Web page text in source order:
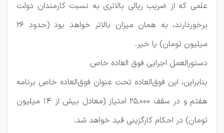
علمی که از ضریب ریالی بالاتری به نسبت کارمندان دولت
برخوردارند، به همان میزان بالاتر خواهد بود (حدود 26
میلیون تومان) یا خیر.
دستورالعمل اجرایی فوق العاده خاص
بنابراین، این فوق‌العاده تحت عنوان فوق‌العاده خاص برنامه
هفتم و در سقف 25,000 امتیاز (معادل بیش از 14 میلیون
تومان) در احکام کارگزینی قید خواهد شد.